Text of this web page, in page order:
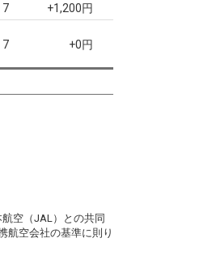
7 +1,200円
7 +0円
空（JAL）との共同
航空会社の基準に則り